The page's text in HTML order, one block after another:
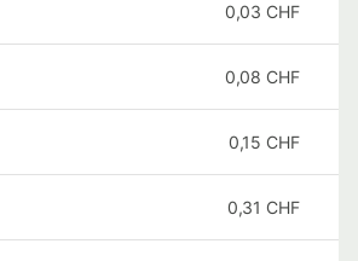
0,03 CHF
0,08 CHF
0,15 CHF
0,31 CHF